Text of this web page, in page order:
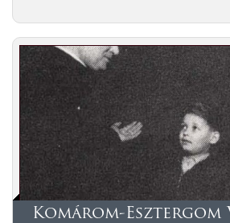
Komárom-Esztergom